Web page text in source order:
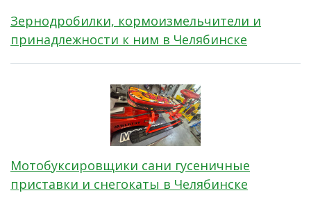
Зернодробилки, кормоизмельчители и
принадлежности к ним в Челябинске
Мотобуксировщики сани гусеничные
приставки и снегокаты в Челябинске